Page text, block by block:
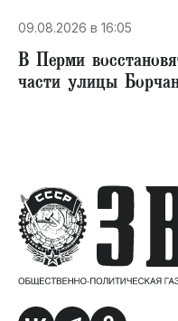
09.08.2026 в 16:05
В Перми
части улицы